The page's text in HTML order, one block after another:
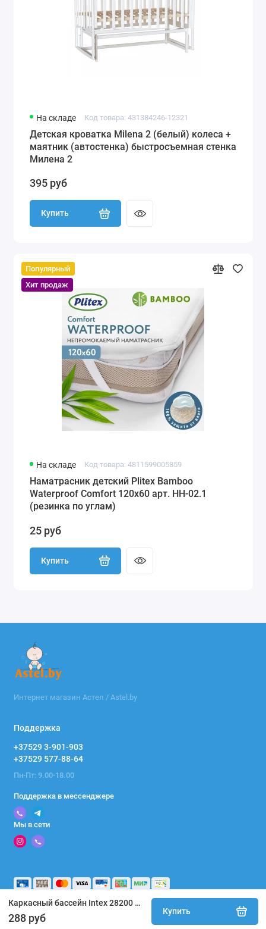
Каркасный бассейн Intex 28200 Metal Frame 305x76
288 руб
Купить
На складе Код товара: 431384246-12321
Детская кроватка Milena 2 (белый) колеса +
маятник (автостенка) быстросъемная стенка
Милена 2
395 руб
Купить
Популярный
Хит продаж
На складе Код товара: 4811599005859
Наматрасник детский Plitex Bamboo
Waterproof Comfort 120х60 арт. НН-02.1
(резинка по углам)
25 руб
Купить
Интернет магазин Астел / Astel.by
Поддержка
+37529 3-901-903
+37529 577-88-64
Пн-Пт: 9.00-18.00
Поддержка в мессенджере
Мы в сети